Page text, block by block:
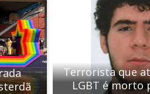
Terrorista que
LGBT é morto